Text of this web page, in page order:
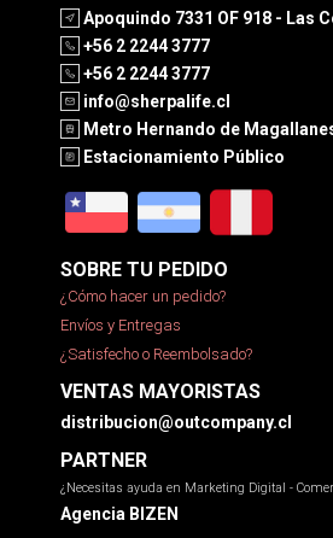
Apoquindo 7331 OF 918 - Las
+56 2 2244 3777
+56 2 2244 3777
info@sherpalife.cl
Metro Hernando de
Estacionamiento Público
SOBRE TU PEDIDO
¿Cómo hacer un pedido?
Envíos y Entregas
¿Satisfecho o Reembolsado?
VENTAS MAYORISTAS
distribucion@outcompany.cl
PARTNER
¿Necesitas ayuda en Marketing Digital -
Agencia BIZEN